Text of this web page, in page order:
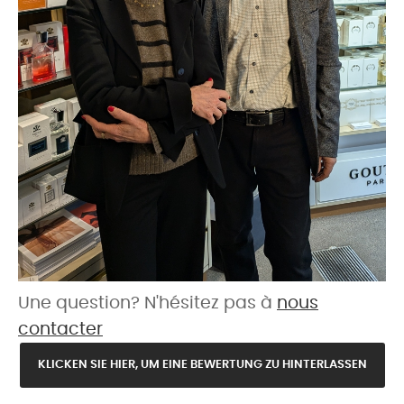
Une question? N'hésitez pas à nous
contacter
KLICKEN SIE HIER, UM EINE BEWERTUNG ZU HINTERLASSEN